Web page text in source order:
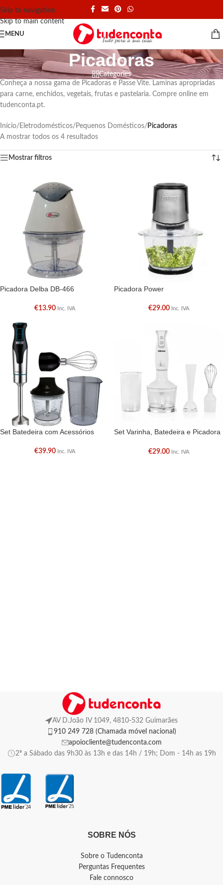
Skip to navigation
Skip to main content
MENU
Picadoras
Categories
Conheça a nossa gama de Picadoras e Passe Vite. Laminas apropriadas
para carne, enchidos, vegetais, frutas e pastelaria. Compre online em
tudenconta.pt.
Início/ Eletrodomésticos/ Pequenos Domésticos/ Picadoras
A mostrar todos os 4 resultados
Mostrar filtros
Picadora Delba DB-466
€13.90 Inc. IVA
Picadora Power
€29.00 Inc. IVA
Set Batedeira com Acessórios
€39.90 Inc. IVA
Set Varinha, Batedeira e Picadora
€29.00 Inc. IVA
AV D.João IV 1049, 4810-532 Guimarães
910 249 728 (Chamada móvel nacional)
apoiocliente@tudenconta.com
2ª a Sábado das 9h30 às 13h e das 14h / 19h; Dom - 14h as 19h
SOBRE NÓS
Sobre o Tudenconta
Perguntas Frequentes
Fale connosco